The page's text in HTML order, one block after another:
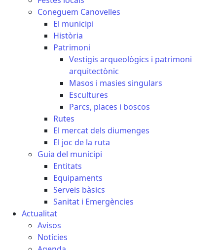
Coneguem Canovelles
El municipi
Història
Patrimoni
Vestigis arqueològics i patrimoni
arquitectònic
Masos i masies singulars
Escultures
Parcs, places i boscos
Rutes
El mercat dels diumenges
El joc de la ruta
Guia del municipi
Entitats
Equipaments
Serveis bàsics
Sanitat i Emergències
Actualitat
Avisos
Notícies